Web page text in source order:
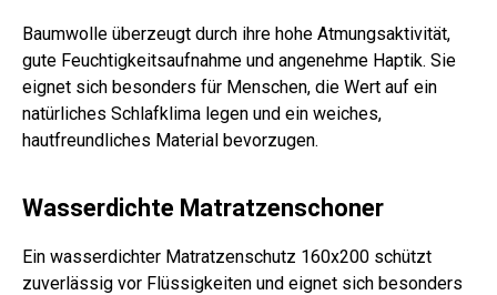
Baumwolle überzeugt durch ihre hohe Atmungsaktivität,
gute Feuchtigkeitsaufnahme und angenehme Haptik. Sie
eignet sich besonders für Menschen, die Wert auf ein
natürliches Schlafklima legen und ein weiches,
hautfreundliches Material bevorzugen.
Wasserdichte Matratzenschoner
Ein wasserdichter Matratzenschutz 160x200 schützt
zuverlässig vor Flüssigkeiten und eignet sich besonders